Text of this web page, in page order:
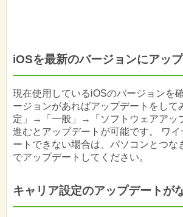
iOSを最新のバージョンにアッ
現在使用しているiOSのバージョンを
ージョンがあればアップデートをして
定」→「一般」→「ソフトウェアアッ
進むとアップデートが可能です。 ワ
ートできない場合は、パソコンとつな
でアップデートしてください。
キャリア設定のアップデートが